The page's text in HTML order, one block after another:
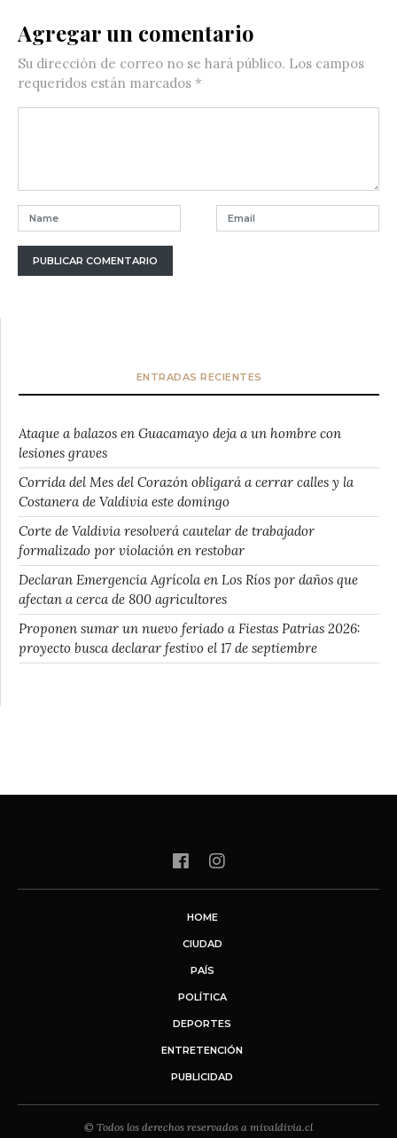
Agregar un comentario
Su dirección de correo no se hará público. Los campos
requeridos están marcados *
ENTRADAS RECIENTES
Ataque a balazos en Guacamayo deja a un hombre con
lesiones graves
Corrida del Mes del Corazón obligará a cerrar calles y la
Costanera de Valdivia este domingo
Corte de Valdivia resolverá cautelar de trabajador
formalizado por violación en restobar
Declaran Emergencia Agrícola en Los Ríos por daños que
afectan a cerca de 800 agricultores
Proponen sumar un nuevo feriado a Fiestas Patrias 2026:
proyecto busca declarar festivo el 17 de septiembre
HOME
CIUDAD
PAÍS
POLÍTICA
DEPORTES
ENTRETENCIÓN
PUBLICIDAD
© Todos los derechos reservados a mivaldivia.cl